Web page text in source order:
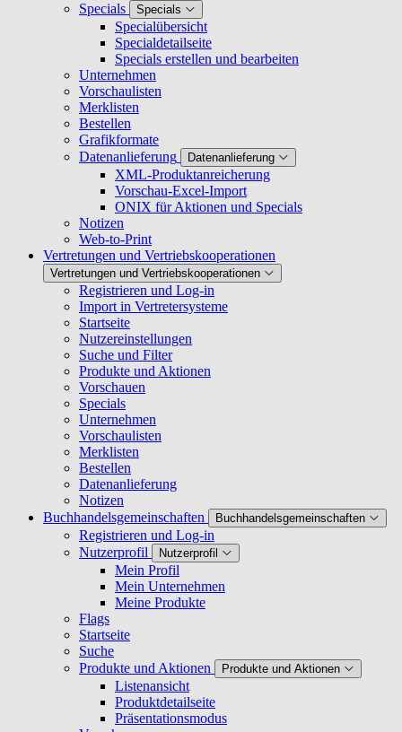
Specials
Specials
Specialübersicht
Specialdetailseite
Specials erstellen und bearbeiten
Unternehmen
Vorschaulisten
Merklisten
Bestellen
Grafikformate
Datenanlieferung
Datenanlieferung
XML-Produktanreicherung
Vorschau-Excel-Import
ONIX für Aktionen und Specials
Notizen
Web-to-Print
Vertretungen und Vertriebskooperationen
Vertretungen und Vertriebskooperationen
Registrieren und Log-in
Import in Vertretersysteme
Startseite
Nutzereinstellungen
Suche und Filter
Produkte und Aktionen
Vorschauen
Specials
Unternehmen
Vorschaulisten
Merklisten
Bestellen
Datenanlieferung
Notizen
Buchhandelsgemeinschaften
Buchhandelsgemeinschaften
Registrieren und Log-in
Nutzerprofil
Nutzerprofil
Mein Profil
Mein Unternehmen
Meine Produkte
Flags
Startseite
Suche
Produkte und Aktionen
Produkte und Aktionen
Listenansicht
Produktdetailseite
Präsentationsmodus